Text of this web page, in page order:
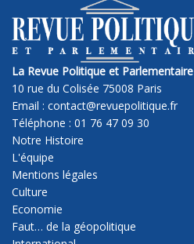
La Revue Politique et Parlementaire
10 rue du Colisée 75008 Paris
Email : contact@revuepolitique.fr
Téléphone : 01 76 47 09 30
Notre Histoire
L'équipe
Mentions légales
Culture
Economie
Faut… de la géopolitique